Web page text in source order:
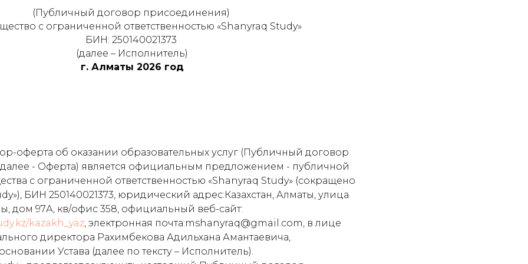
(Публичный договор присоединения)
с ограниченной ответственностью «Shanyraq Study»
БИН: 250140021373
(далее – Исполнитель)
г. Алматы 2026 год
оферта об оказании образовательных услуг (Публичный договор
- Оферта) является официальным предложением - публичной
с ограниченной ответственностью «Shanyraq Study» (сокращено
БИН 250140021373, юридический адрес:Казахстан, Алматы, улица
дом 97А, кв/офис 358, официальный веб-сайт:
kazakh_yaz, электронная почта:mshanyraq@gmail.com, в лице
директора Рахимбекова Адильхана Амантаевича,
Устава (далее по тексту – Исполнитель).